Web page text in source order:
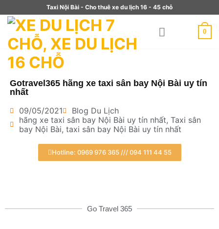
Taxi Nội Bài - Cho thuê xe du lịch 16 - 45 chỗ
0
Gotravel365 hãng xe taxi sân bay Nội Bài uy tín
nhất
09/05/2021
Blog Du Lịch
hãng xe taxi sân bay Nội Bài uy tín nhất, Taxi sân
bay Nội Bài, taxi sân bay Nội Bài uy tín nhất
Hotline: 0969 976 365 /// 094 111 44 55
Go Travel 365